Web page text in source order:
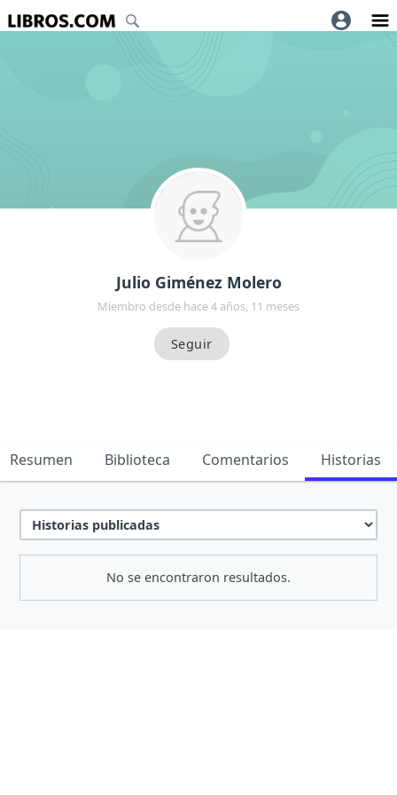
Julio Giménez Molero
Miembro desde hace 4 años, 11 meses
Resumen Biblioteca Comentarios Historias
No se encontraron resultados.